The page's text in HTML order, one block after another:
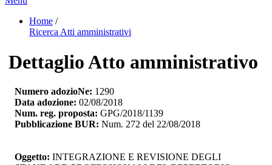
Home /
Ricerca Atti amministrativi
Dettaglio Atto amministrativo
Numero adozioNe: 1290
Data adozione: 02/08/2018
Num. reg. proposta: GPG/2018/1139
Pubblicazione BUR: Num. 272 del 22/08/2018
Oggetto: INTEGRAZIONE E REVISIONE DEGLI